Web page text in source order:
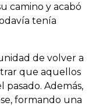
camino y acabó
tenía
de volver a
que aquellos
Además,
formando una